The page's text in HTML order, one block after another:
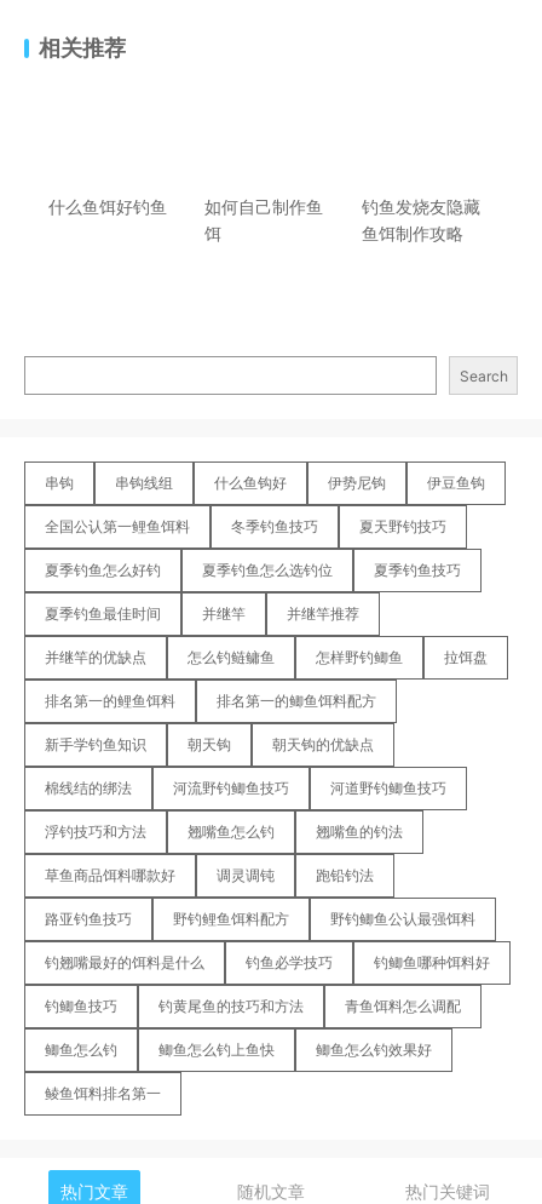
相关推荐
什么鱼饵好钓鱼
如何自己制作鱼
饵
钓鱼发烧友隐藏
鱼饵制作攻略
Search
串钩 串钩线组 什么鱼钩好 伊势尼钩 伊豆鱼钩
全国公认第一鲤鱼饵料 冬季钓鱼技巧 夏天野钓技巧
夏季钓鱼怎么好钓 夏季钓鱼怎么选钓位 夏季钓鱼技巧
夏季钓鱼最佳时间 并继竿 并继竿推荐
并继竿的优缺点 怎么钓鲢鳙鱼 怎样野钓鲫鱼 拉饵盘
排名第一的鲤鱼饵料 排名第一的鲫鱼饵料配方
新手学钓鱼知识 朝天钩 朝天钩的优缺点
棉线结的绑法 河流野钓鲫鱼技巧 河道野钓鲫鱼技巧
浮钓技巧和方法 翘嘴鱼怎么钓 翘嘴鱼的钓法
草鱼商品饵料哪款好 调灵调钝 跑铅钓法
路亚钓鱼技巧 野钓鲤鱼饵料配方 野钓鲫鱼公认最强饵料
钓翘嘴最好的饵料是什么 钓鱼必学技巧 钓鲫鱼哪种饵料好
钓鲫鱼技巧 钓黄尾鱼的技巧和方法 青鱼饵料怎么调配
鲫鱼怎么钓 鲫鱼怎么钓上鱼快 鲫鱼怎么钓效果好
鲮鱼饵料排名第一
热门文章 随机文章 热门关键词